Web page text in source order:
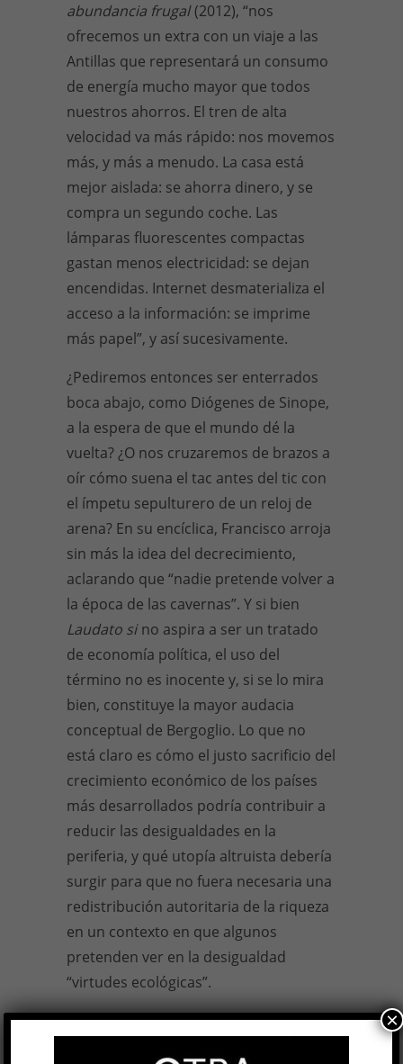
abundancia frugal(2012), “nos
ofrecemos un extra con un viaje a las
Antillas que representará un consumo
de energía mucho mayor que todos
nuestros ahorros. El tren de alta
velocidad va más rápido: nos movemos
más, y más a menudo. La casa está
mejor aislada: se ahorra dinero, y se
compra un segundo coche. Las
lámparas fluorescentes compactas
gastan menos electricidad: se dejan
encendidas. Internet desmaterializa el
acceso a la información: se imprime
más papel”, y así sucesivamente.
¿Pediremos entonces ser enterrados
boca abajo, como Diógenes de Sinope,
a la espera de que el mundo dé la
vuelta? ¿O nos cruzaremos de brazos a
oír cómo suena el tac antes del tic con
el ímpetu sepulturero de un reloj de
arena? En su encíclica, Francisco arroja
sin más la idea del decrecimiento,
aclarando que “nadie pretende volver a
la época de las cavernas”. Y si bien
Laudato sino aspira a ser un tratado
de economía política, el uso del
término no es inocente y, si se lo mira
bien, constituye la mayor audacia
conceptual de Bergoglio. Lo que no
está claro es cómo el justo sacrificio del
crecimiento económico de los países
más desarrollados podría contribuir a
reducir las desigualdades en la
periferia, y qué utopía altruista debería
surgir para que no fuera necesaria una
redistribución autoritaria de la riqueza
en un contexto en que algunos
pretenden ver en la desigualdad
“virtudes ecológicas”.
No es difícil inferir de esto que una de
×